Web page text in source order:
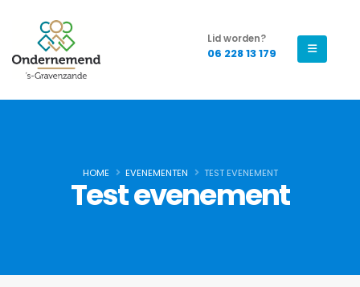
Lid worden?
06 228 13 179
HOME EVENEMENTEN TEST EVENEMENT
Test evenement